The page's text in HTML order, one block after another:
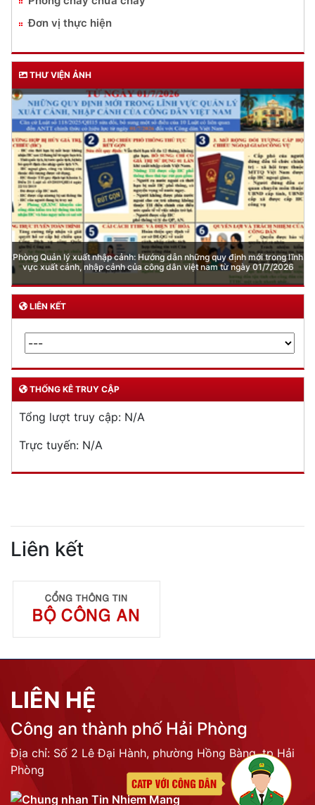
DỊCH VỤ CÔNG
Đăng ký, quản lý cư trú
Đăng ký, quản lý phương tiện giao thông cơ giới
đường bộ
Cấp thẻ Căn cước công dân
Quản lý ngành nghề kinh doanh có điều kiện
Đăng ký, quản lý con dấu
Quản lý xuất nhập cảnh
Phòng cháy chữa cháy
Đơn vị thực hiện
THƯ VIỆN ẢNH
Phòng Quản lý xuất nhập cảnh: Hướng dẫn những quy định mới trong lĩnh
THỐNG KÊ TRUY CẬP
Trực tuyến:N/A
Liên kết